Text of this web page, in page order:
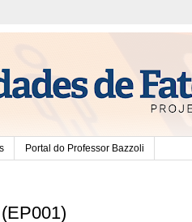
Portal do Professor Bazzoli